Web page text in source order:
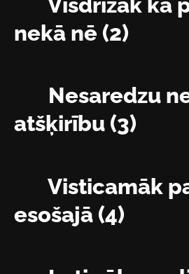
nekā nē (2)
Nesaredzu
atšķirību (3)
Visticamāk
esošajā (4)